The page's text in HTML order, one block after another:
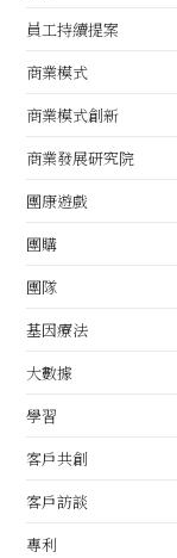
員工持續提案
商業模式
商業模式創新
商業發展研究院
團康遊戲
團購
團隊
基因療法
大數據
學習
客戶共創
客戶訪談
專利